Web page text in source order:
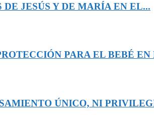
JESÚS Y DE MARÍA EN EL...
PARA EL BEBÉ EN
ÚNICO, NI